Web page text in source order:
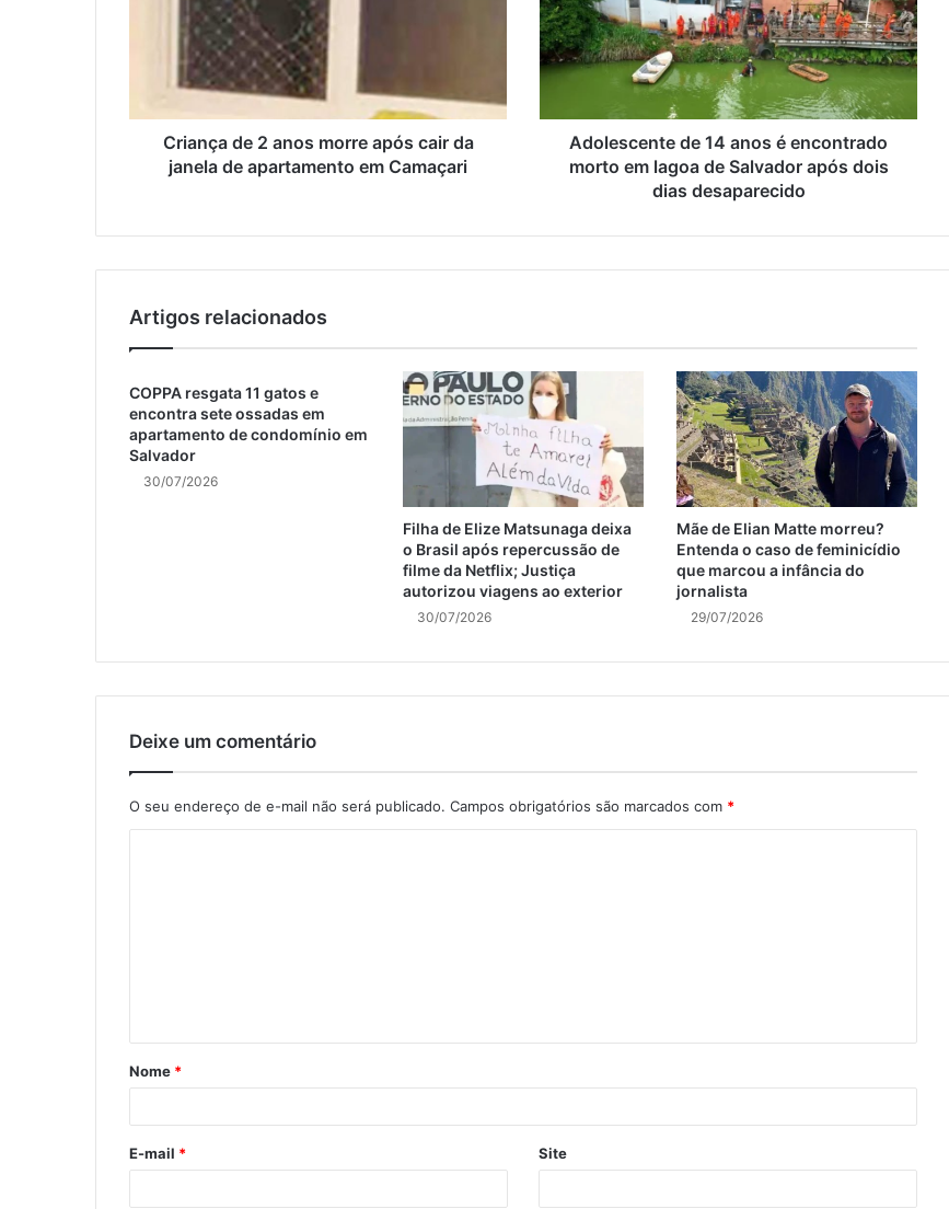
Criança de 2 anos morre após cair da
janela de apartamento em Camaçari
Adolescente de 14 anos é encontrado
morto em lagoa de Salvador após dois
dias desaparecido
Artigos relacionados
COPPA resgata 11 gatos e
encontra sete ossadas em
apartamento de condomínio em
Salvador
30/07/2026
Filha de Elize Matsunaga deixa
o Brasil após repercussão de
filme da Netflix; Justiça
autorizou viagens ao exterior
30/07/2026
Mãe de Elian Matte morreu?
Entenda o caso de feminicídio
que marcou a infância do
jornalista
29/07/2026
Deixe um comentário
O seu endereço de e-mail não será publicado. Campos obrigatórios são marcados com *
á
r
*
Nome *
E-mail * Site